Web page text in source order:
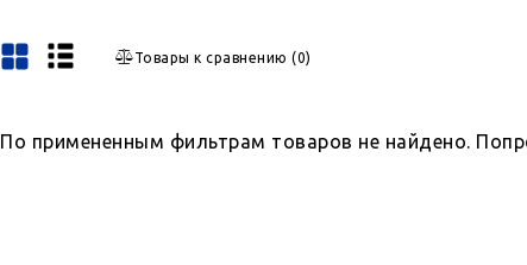
Товары к сравнению (0)
По примененным фильтрам товаров не найдено.